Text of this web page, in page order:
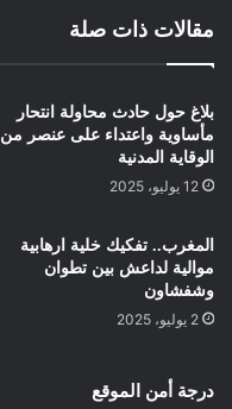
مقالات ذات صلة
بلاغ حول حادث محاولة انتحار
مأساوية واعتداء على عنصر من
الوقاية المدنية
12 يوليو، 2025
المغرب.. تفكيك خلية ارهابية
موالية لداعش بين تطوان
وشفشاون
2 يوليو، 2025
درجة أمن الموقع